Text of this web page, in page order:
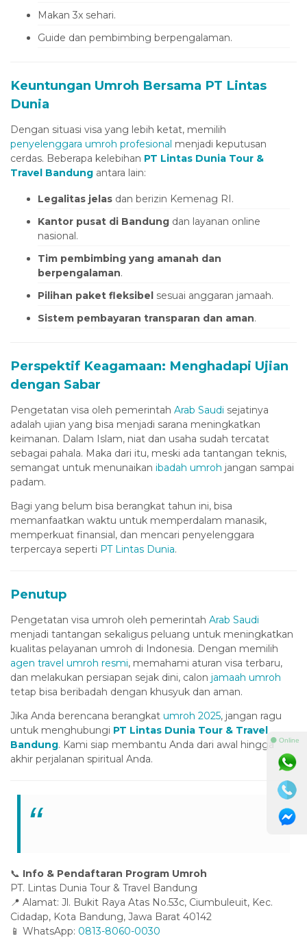
youtube mp3 downloader
escort
giriş
giriş
escort
giriş
oyna
giriş
Panel
Makan 3x sehari.
Guide dan pembimbing berpengalaman.
Keuntungan Umroh Bersama PT Lintas
Dunia
Dengan situasi visa yang lebih ketat, memilih
penyelenggara umroh profesional menjadi keputusan
cerdas. Beberapa kelebihan PT Lintas Dunia Tour &
Travel Bandung antara lain:
Legalitas jelas dan berizin Kemenag RI.
Kantor pusat di Bandung dan layanan online
nasional.
Tim pembimbing yang amanah dan
berpengalaman.
Pilihan paket fleksibel sesuai anggaran jamaah.
Sistem pembayaran transparan dan aman.
Perspektif Keagamaan: Menghadapi Ujian
dengan Sabar
Pengetatan visa oleh pemerintah Arab Saudi sejatinya
adalah ujian yang bisa menjadi sarana meningkatkan
keimanan. Dalam Islam, niat dan usaha sudah tercatat
sebagai pahala. Maka dari itu, meski ada tantangan teknis,
semangat untuk menunaikan ibadah umroh jangan sampai
padam.
Bagi yang belum bisa berangkat tahun ini, bisa
memanfaatkan waktu untuk memperdalam manasik,
memperkuat finansial, dan mencari penyelenggara
terpercaya seperti PT Lintas Dunia.
Penutup
Pengetatan visa umroh oleh pemerintah Arab Saudi
menjadi tantangan sekaligus peluang untuk meningkatkan
kualitas pelayanan umroh di Indonesia. Dengan memilih
agen travel umroh resmi, memahami aturan visa terbaru,
dan melakukan persiapan sejak dini, calon jamaah umroh
tetap bisa beribadah dengan khusyuk dan aman.
Jika Anda berencana berangkat umroh 2025, jangan ragu
untuk menghubungi PT Lintas Dunia Tour & Travel
Bandung. Kami siap membantu Anda dari awal hingga
akhir perjalanan spiritual Anda.
📞 Info & Pendaftaran Program Umroh
PT. Lintas Dunia Tour & Travel Bandung
📍 Alamat: Jl. Bukit Raya Atas No.53c, Ciumbuleuit, Kec.
Cidadap, Kota Bandung, Jawa Barat 40142
📱 WhatsApp: 0813-8060-0030
⚫ Online